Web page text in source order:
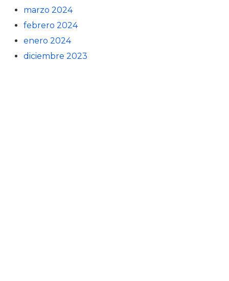
marzo 2024
febrero 2024
enero 2024
diciembre 2023